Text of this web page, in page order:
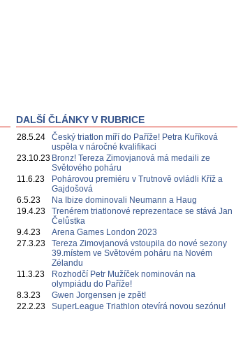
DALŠÍ ČLÁNKY V RUBRICE
28.5.24
Český triatlon míří do Paříže! Petra Kuříková
uspěla v náročné kvalifikaci
23.10.23 Bronz! Tereza Zimovjanová má medaili ze
Světového poháru
11.6.23
Pohárovou premiéru v Trutnově ovládli Kříž a
Gajdošová
6.5.23
Na Ibize dominovali Neumann a Haug
19.4.23
Trenérem triatlonové reprezentace se stává Jan
Čelůstka
9.4.23
Arena Games London 2023
27.3.23
Tereza Zimovjanová vstoupila do nové sezony
39.místem ve Světovém poháru na Novém
Zélandu
11.3.23
Rozhodčí Petr Mužíček nominován na
olympiádu do Paříže!
8.3.23
Gwen Jorgensen je zpět!
22.2.23
SuperLeague Triathlon otevírá novou sezónu!